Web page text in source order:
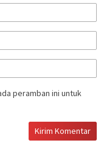
peramban ini untuk